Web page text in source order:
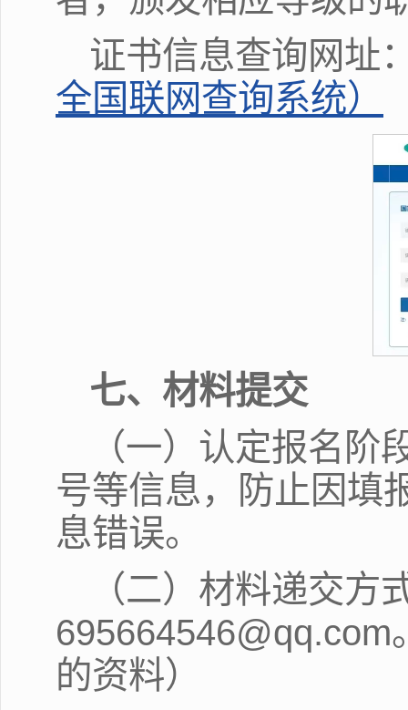
证书信息查询网址
全国联网查询系统）
七、材料提交
（一）认定报名
号等信息，防止因填
息错误。
（二）材料递交
的资料）